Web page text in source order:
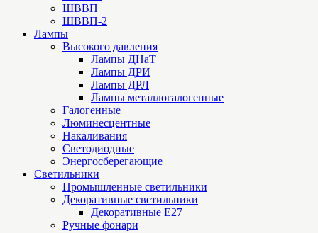
ШВВП
ШВВП-2
Лампы
Высокого давления
Лампы ДНаТ
Лампы ДРИ
Лампы ДРЛ
Лампы металлогалогенные
Галогенные
Люминесцентные
Накаливания
Светодиодные
Энергосберегающие
Светильники
Промышленные светильники
Декоративные светильники
Декоративные Е27
Ручные фонари